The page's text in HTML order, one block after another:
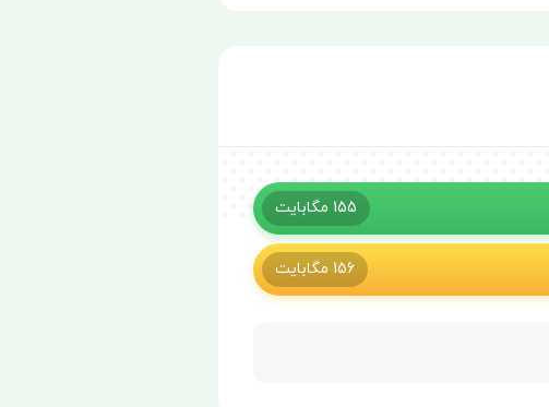
155 مگابایت
156 مگابایت